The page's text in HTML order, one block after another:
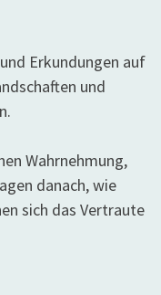
Erkundungen auf
und
Wahrnehmung,
danach, wie
sich das Vertraute